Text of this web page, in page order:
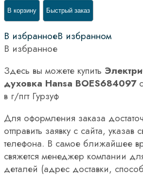
В корзину Быстрый заказ
В избранноеВ избранном
В избранное
Здесь вы можете купить
духовка Hansa BOES684097
в г/пгт Гурзуф
Для оформления заказа
отправить заявку с сайта, указав
телефона. В самое ближайшее
свяжется менеджер компании
деталей (адрес доставки,